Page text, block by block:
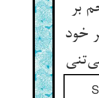
بر
خود